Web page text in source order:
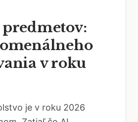
v roku
je v roku 2026